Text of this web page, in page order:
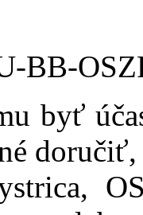
BB-
byť